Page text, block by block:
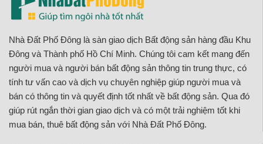
Nhà Đất Phố Đông là sàn giao dịch Bất động sản hàng đầu Khu
Đông và Thành phố Hồ Chí Minh. Chúng tôi cam kết mang đến
người mua và người bán bất động sản thông tin trung thực, có
tính tư vấn cao và dịch vụ chuyên nghiệp giúp người mua và
bán có thông tin và quyết định tốt nhất về bất động sản. Qua đó
giúp rút ngắn thời gian giao dịch và có một trải nghiệm tốt khi
mua bán, thuê bất động sản với Nhà Đất Phố Đông.